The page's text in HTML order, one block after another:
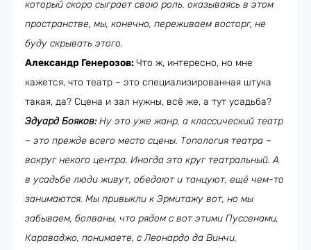
который скоро сыграет свою роль, оказываясь в этом
пространстве, мы, конечно, переживаем восторг, не
буду скрывать этого.
Александр Генерозов:Что ж, интересно, но мне
кажется, что театр – это специализированная штука
такая, да? Сцена и зал нужны, всё же, а тут усадьба?
Эдуард Бояков:Ну это уже жанр, а классический театр
– это прежде всего место сцены. Топология театра –
вокруг некого центра. Иногда это круг театральный. А
в усадьбе люди живут, обедают и танцуют, ещё чем-то
занимаются. Мы привыкли к Эрмитажу вот, но мы
забываем, болваны, что рядом с вот этими Пуссенами,
Караваджо, понимаете, с Леонардо да Винчи,